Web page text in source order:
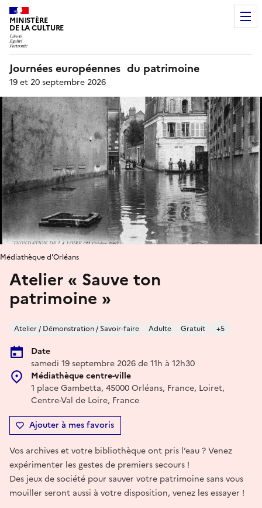
MINISTÈRE
DE LA CULTURE
Journées européennes du patrimoine
19 et 20 septembre 2026
Atelier « Sauve ton
patrimoine »
Atelier / Démonstration / Savoir-faire Adulte Gratuit +5
Date
samedi 19 septembre 2026 de 11h à 12h30
Médiathèque centre-ville
1 place Gambetta, 45000 Orléans, France, Loiret,
Centre-Val de Loire, France
Ajouter à mes favoris
Médiathèque d'Orléans
Vos archives et votre bibliothèque ont pris l’eau ? Venez
expérimenter les gestes de premiers secours !
Des jeux de société pour sauver votre patrimoine sans vous
mouiller seront aussi à votre disposition, venez les essayer !